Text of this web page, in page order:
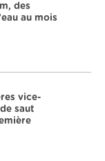
des
au mois
vice-
saut